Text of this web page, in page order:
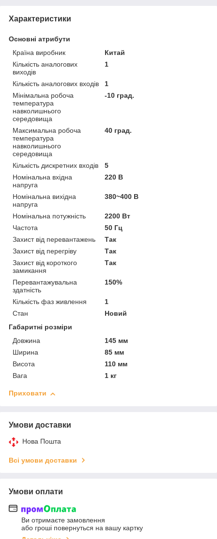
Характеристики
Основні атрибути
Країна виробник
Китай
Кількість аналогових
виходів
1
Кількість аналогових входів
1
Мінімальна робоча
температура
навколишнього
середовища
-10 град.
Максимальна робоча
температура
навколишнього
середовища
40 град.
Кількість дискретних входів
5
Номінальна вхідна
напруга
220 В
Номінальна вихідна
напруга
380~400 В
Номінальна потужність
2200 Вт
Частота
50 Гц
Захист від перевантажень
Так
Захист від перегріву
Так
Захист від короткого
замикання
Так
Перевантажувальна
здатність
150%
Кількість фаз живлення
1
Стан
Новий
Габаритні розміри
Довжина
145 мм
Ширина
85 мм
Висота
110 мм
Вага
1 кг
Приховати
Умови доставки
Нова Пошта
Всі умови доставки
Умови оплати
Ви отримаєте замовлення
або гроші повернуться на вашу картку